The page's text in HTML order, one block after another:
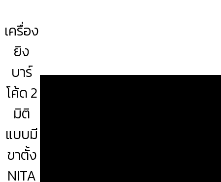
เครื่อง
ยิง
บาร์
โค้ด 2
มิติ
แบบมี
ขาตั้ง
NITA